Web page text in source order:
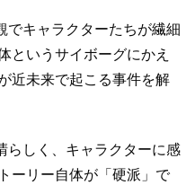
でキャラクターたちが繊細
というサイボーグにかえ
近未来で起こる事件を解
らしく、キャラクターに感
ーリー自体が「硬派」で